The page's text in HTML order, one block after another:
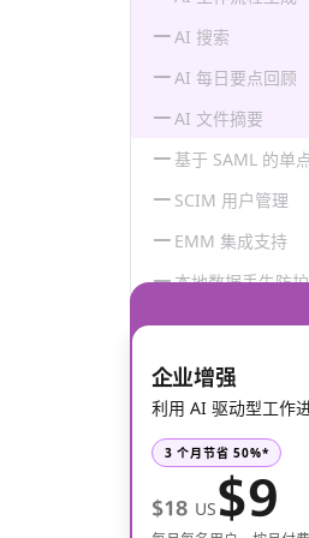
AI 搜索
AI 每日要点回顾
AI 文件摘要
基于 SAML 的单
SCIM 用户管理
EMM 集成支持
本地数据丢失防
企业增强
利用 AI 驱动型工作
3 个月节省 50%*
$18 US$9